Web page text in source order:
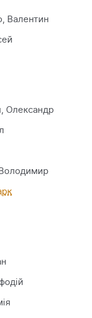
Валентин
Олександр